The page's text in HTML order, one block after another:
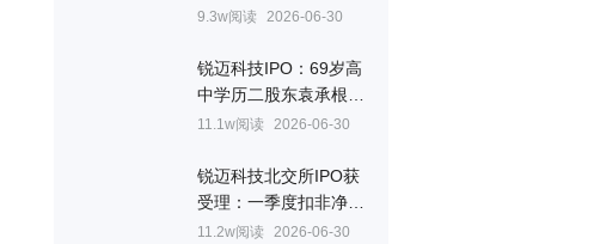
妻子章燕美国国籍
9.3w阅读 2026-06-30
锐迈科技IPO：69岁高
中学历二股东袁承根，
持股9%未进董事会
11.1w阅读 2026-06-30
锐迈科技北交所IPO获
受理：一季度扣非净利
预降43.8%，关联交易
11.2w阅读 2026-06-30